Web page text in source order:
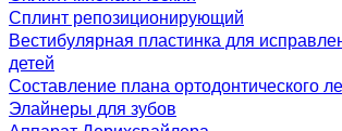
Сплинт репозиционирующий
Вестибулярная пластинка для
детей
Составление плана ортодонтического
Элайнеры для зубов